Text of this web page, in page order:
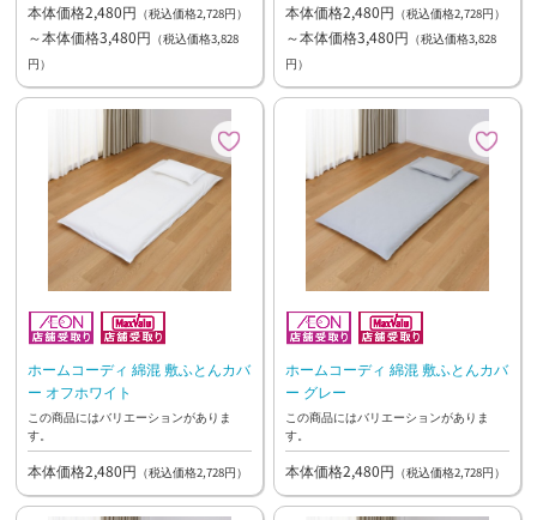
本体価格2,480円 （税込価格2,728円）
～本体価格3,480円 （税込価格3,828
円）
本体価格2,480円 （税込価格2,728円）
～本体価格3,480円 （税込価格3,828
円）
ホームコーディ 綿混 敷ふとんカバ
ー オフホワイト
この商品にはバリエーションがありま
す。
本体価格2,480円 （税込価格2,728円）
ホームコーディ 綿混 敷ふとんカバ
ー グレー
この商品にはバリエーションがありま
す。
本体価格2,480円 （税込価格2,728円）